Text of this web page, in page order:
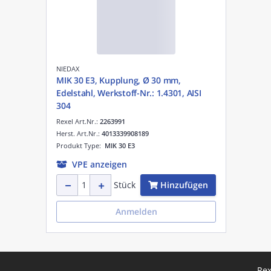
NIEDAX
MIK 30 E3, Kupplung, Ø 30 mm,
Edelstahl, Werkstoff-Nr.: 1.4301, AISI
304
Rexel Art.Nr.: 2263991
Produkt Type: MIK 30 E3
Herst. Art.Nr.: 4013339908189
VPE anzeigen
Stück
Hinzufügen
Anmelden